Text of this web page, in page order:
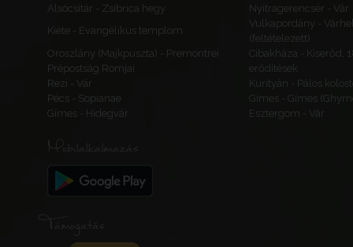
Alsócsitár - Zsibrica hegy
Nyitragerencsér - Vár
Kiéte - Evangélikus templom
Vulkapordány -
(feltételezett)
Oroszlány (Majkpuszta) - Premontrei
Prépostság Romjai
Cibakháza - Kiserőd,
erődítések
Rezi - Vár
Kurityán - Pálos
Pécs - Sopianae
Gímes - Gímes
Gímes - Hidegvár
Esztergom - Vár
Mobilalkalmazás
Támogatás